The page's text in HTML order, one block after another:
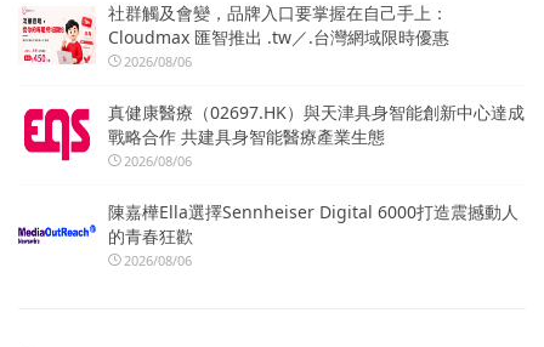
社群觸及會變，品牌入口要掌握在自己手上：
Cloudmax 匯智推出 .tw／.台灣網域限時優惠
2026/08/06
真健康醫療（02697.HK）與天津具身智能創新中心達成
戰略合作 共建具身智能醫療產業生態
2026/08/06
陳嘉樺Ella選擇Sennheiser Digital 6000打造震撼動人
的青春狂歡
2026/08/06